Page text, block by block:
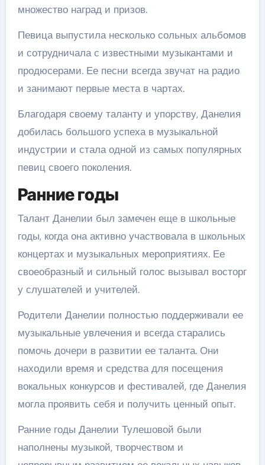
множество наград и призов.
Певица выпустила несколько сольных альбомов
и сотрудничала с известными музыкантами и
продюсерами. Ее песни всегда звучат на радио
и занимают первые места в чартах.
Благодаря своему таланту и упорству, Данелия
добилась большого успеха в музыкальной
индустрии и стала одной из самых популярных
певиц своего поколения.
Ранние годы
Талант Данелии был замечен еще в школьные
годы, когда она активно участвовала в школьных
концертах и музыкальных мероприятиях. Ее
своеобразный и сильный голос вызывал восторг
у слушателей и учителей.
Родители Данелии полностью поддерживали ее
музыкальные увлечения и всегда старались
помочь дочери в развитии ее таланта. Они
находили время и средства для посещения
вокальных конкурсов и фестивалей, где Данелия
могла проявить себя и получить ценный опыт.
Ранние годы Данелии Тулешовой были
наполнены музыкой, творчеством и